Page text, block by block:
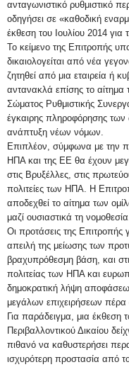
ανταγωνιστικό ρυθμιστικό
οδηγήσει σε «καθοδική
έκθεση του Ιουλίου 2014
Το κείμενο της Επιτροπής
δικαιολογείται από νέα
ζητηθεί από μια εταιρεία ή
αντανακλά επίσης το αίτημα
Σώματος Ρυθμιστικής
έγκαιρης πληροφόρησης των
ανάπτυξη νέων νόμων.
Επιπλέον, σύμφωνα με την
ΗΠΑ και της ΕΕ θα έχουν
στις Βρυξέλλες, στις
πολιτείες των ΗΠΑ. Η
αποδεχθεί το αίτημα των
μαζί ουσιαστικά τη
Οι προτάσεις της Επιτροπής
απειλή της μείωσης των
βραχυπρόθεσμη βάση, και
πολιτείας των ΗΠΑ και
δημοκρατική λήψη
μεγάλων επιχειρήσεων πέρα
Για παράδειγμα, μια έκθεση
Περιβαλλοντικού Δικαίου
πιθανό να καθυστερήσει
ισχυρότερη προστασία από